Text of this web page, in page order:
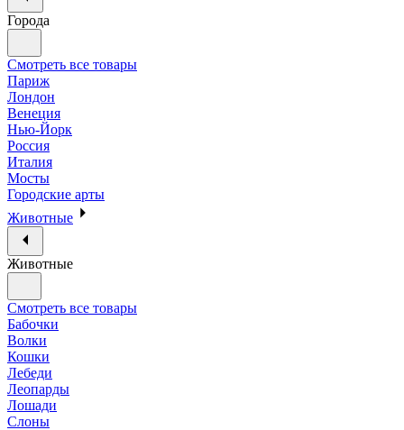
Города
Смотреть все товары
Париж
Лондон
Венеция
Нью-Йорк
Россия
Италия
Мосты
Городские арты
Животные
Животные
Смотреть все товары
Бабочки
Волки
Кошки
Лебеди
Леопарды
Лошади
Слоны